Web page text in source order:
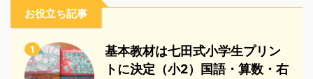
お役立ち記事
1
基本教材は七田式小学生プリン
トに決定（小2）国語・算数・右